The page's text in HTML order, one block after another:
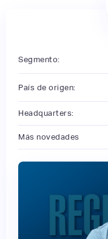
Segmento:
País de origen:
Headquarters:
Más novedades